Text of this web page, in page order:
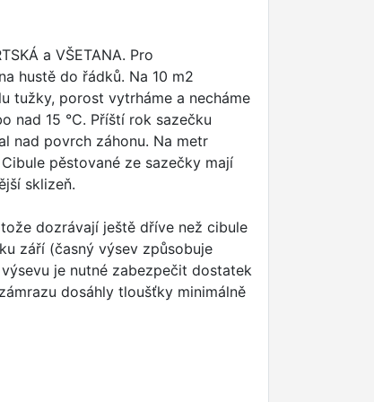
a VŠETANA. Pro
hustě do řádků. Na 10 m2
tužky, porost vytrháme a necháme
nad 15 °C. Příští rok sazečku
nad povrch záhonu. Na metr
pěstované ze sazečky mají
sklizeň.
dozrávají ještě dříve než cibule
září (časný výsev způsobuje
je nutné zabezpečit dostatek
dosáhly tloušťky minimálně